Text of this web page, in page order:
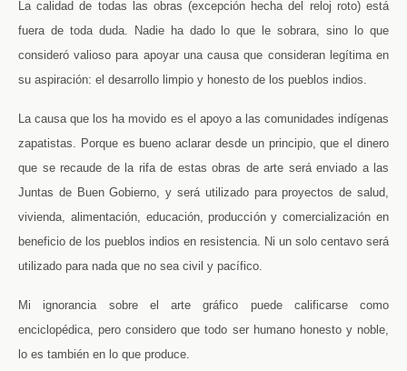
La calidad de todas las obras (excepción hecha del reloj roto) está
fuera de toda duda. Nadie ha dado lo que le sobrara, sino lo que
consideró valioso para apoyar una causa que consideran legítima en
su aspiración: el desarrollo limpio y honesto de los pueblos indios.
La causa que los ha movido es el apoyo a las comunidades indígenas
zapatistas. Porque es bueno aclarar desde un principio, que el dinero
que se recaude de la rifa de estas obras de arte será enviado a las
Juntas de Buen Gobierno, y será utilizado para proyectos de salud,
vivienda, alimentación, educación, producción y comercialización en
beneficio de los pueblos indios en resistencia. Ni un solo centavo será
utilizado para nada que no sea civil y pacífico.
Mi ignorancia sobre el arte gráfico puede calificarse como
enciclopédica, pero considero que todo ser humano honesto y noble,
lo es también en lo que produce.